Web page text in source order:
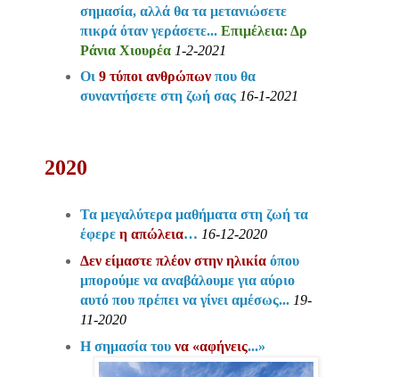
σημασία, αλλά θα τα μετανιώσετε
πικρά όταν γεράσετε... Επιμέλεια: Δρ
Ράνια Χιουρέα 1-2-2021
Οι 9 τύποι ανθρώπωνπου θα
συναντήσετε στη ζωή σας 16-1-2021
2020
Τα μεγαλύτερα μαθήματα στη ζωή τα
έφερε η απώλεια… 16-12-2020
Δεν είμαστε πλέον στην ηλικία όπου
μπορούμε να αναβάλουμε για αύριο
αυτό που πρέπει να γίνει αμέσως... 19-
11-2020
Η σημασία του να «αφήνεις...»